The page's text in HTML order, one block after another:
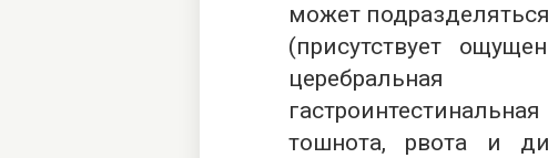
может
(присутствует
тошнота, рвота и